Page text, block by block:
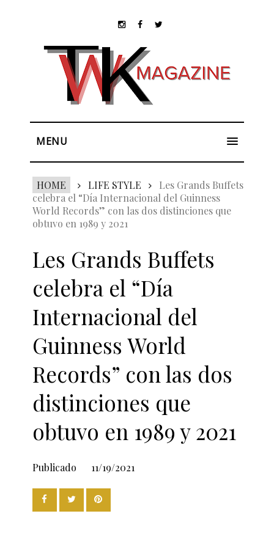
MENU
HOME LIFE STYLE
Les Grands Buffets
celebra el “Día Internacional del Guinness
World Records” con las dos distinciones que
obtuvo en 1989 y 2021
Les Grands Buffets
celebra el “Día
Internacional del
Guinness World
Records” con las dos
distinciones que
obtuvo en 1989 y 2021
Publicado 11/19/2021